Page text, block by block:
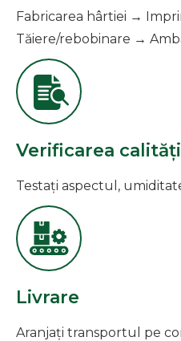
Fabricarea hârtiei →
Tăiere/rebobinare →
Verificarea
Testați aspectul,
Livrare
Aranjați transportul pe